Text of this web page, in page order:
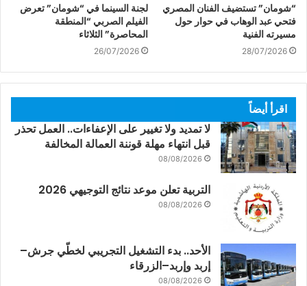
“شومان” تستضيف الفنان المصري
فتحي عبد الوهاب في حوار حول
مسيرته الفنية
28/07/2026
لجنة السينما في “شومان” تعرض
الفيلم الصربي “المنطقة
المحاصرة” الثلاثاء
26/07/2026
اقرأ أيضاً
لا تمديد ولا تغيير على الإعفاءات.. العمل تحذر
قبل انتهاء مهلة قوننة العمالة المخالفة
08/08/2026
التربية تعلن موعد نتائج التوجيهي 2026
08/08/2026
الأحد.. بدء التشغيل التجريبي لخطّي جرش–
إربد وإربد–الزرقاء
08/08/2026